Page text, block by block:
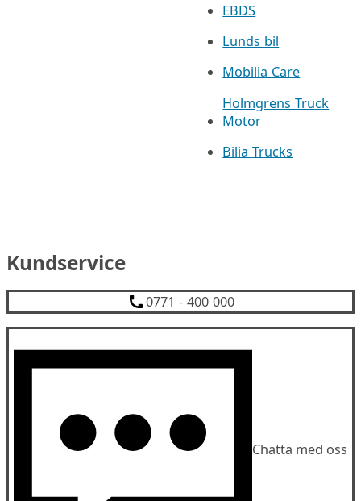
EBDS
Lunds bil
Mobilia Care
Holmgrens Truck
Motor
Bilia Trucks
Kundservice
0771 - 400 000
Chatta med oss